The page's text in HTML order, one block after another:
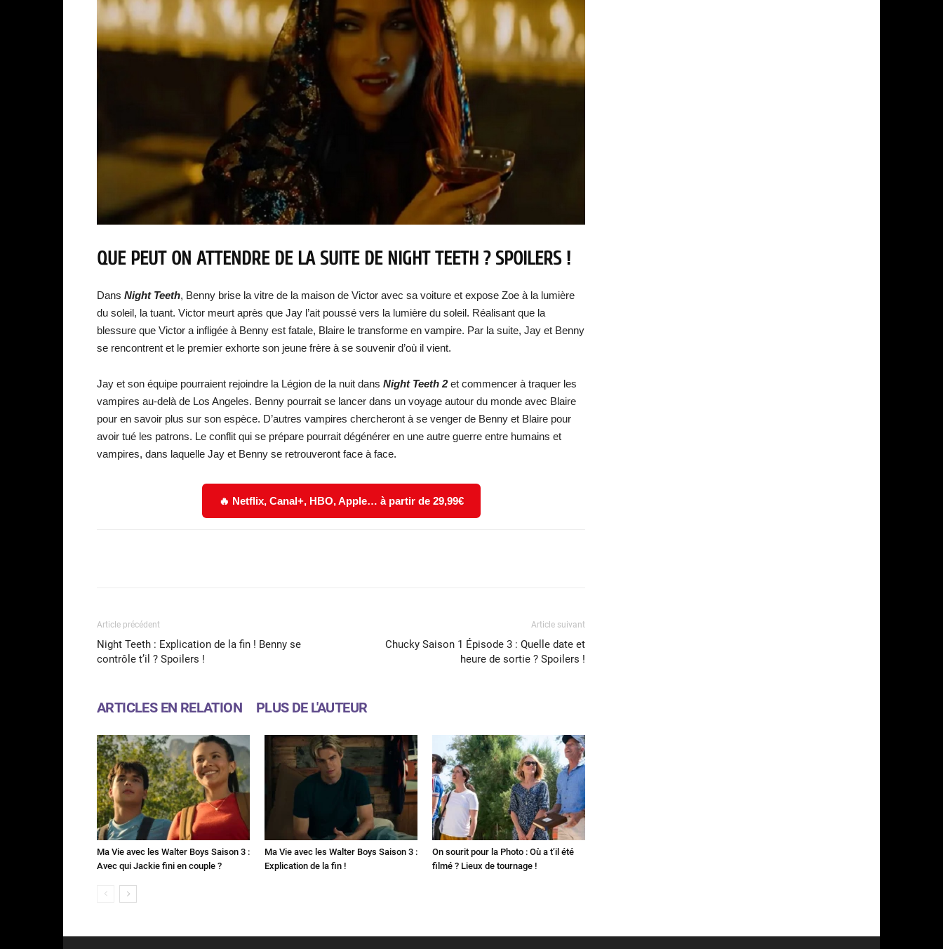
QUE PEUT ON ATTENDRE DE LA SUITE DE NIGHT TEETH ? SPOILERS !
Dans Night Teeth, Benny brise la vitre de la maison de Victor avec sa voiture et expose Zoe à la lumière
du soleil, la tuant. Victor meurt après que Jay l’ait poussé vers la lumière du soleil. Réalisant que la
blessure que Victor a infligée à Benny est fatale, Blaire le transforme en vampire. Par la suite, Jay et Benny
se rencontrent et le premier exhorte son jeune frère à se souvenir d’où il vient.
Jay et son équipe pourraient rejoindre la Légion de la nuit dans Night Teeth 2et commencer à traquer les
vampires au-delà de Los Angeles. Benny pourrait se lancer dans un voyage autour du monde avec Blaire
pour en savoir plus sur son espèce. D’autres vampires chercheront à se venger de Benny et Blaire pour
avoir tué les patrons. Le conflit qui se prépare pourrait dégénérer en une autre guerre entre humains et
vampires, dans laquelle Jay et Benny se retrouveront face à face.
🔥 Netflix, Canal+, HBO, Apple… à partir de 29,99€
Article précédent
Night Teeth : Explication de la fin ! Benny se
contrôle t’il ? Spoilers !
Article suivant
Chucky Saison 1 Épisode 3 : Quelle date et
heure de sortie ? Spoilers !
ARTICLES EN RELATION PLUS DE L'AUTEUR
Ma Vie avec les Walter Boys Saison 3 :
Avec qui Jackie fini en couple ?
Ma Vie avec les Walter Boys Saison 3 :
Explication de la fin !
On sourit pour la Photo : Où a t’il été
filmé ? Lieux de tournage !